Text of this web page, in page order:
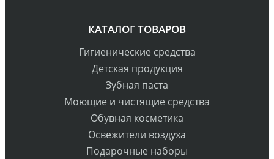
КАТАЛОГ ТОВАРОВ
Гигиенические средства
Детская продукция
Зубная паста
Моющие и чистящие средства
Обувная косметика
Освежители воздуха
Подарочные наборы